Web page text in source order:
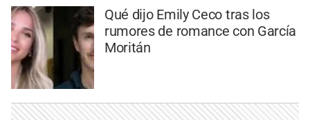
Qué dijo Emily Ceco tras los
rumores de romance con García
Moritán